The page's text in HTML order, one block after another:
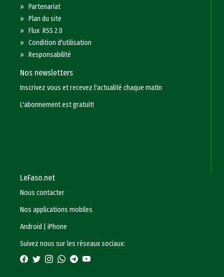
»Partenariat
»Plan du site
»Flux RSS 2.0
»Condition d'utilisation
»Responsabilité
Nos newsletters
Inscrivez vous et recevez l'actualité chaque matin
L'abonnement est gratuit!
LeFaso.net
Nous contacter
Nos applications mobiles
Android
|iPhone
Suivez nous sur les réseaux sociaux: